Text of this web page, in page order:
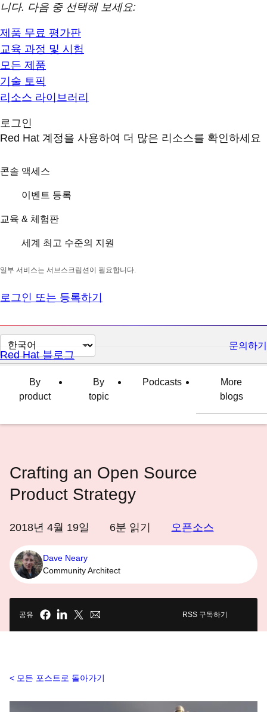
니다. 다음 중 선택해 보세요:
제품 무료 평가판
교육 과정 및 시험
모든 제품
기술 토픽
리소스 라이브러리
로그인
Red Hat 계정을 사용하여 더 많은 리소스를 확인하세요
콘솔 액세스
이벤트 등록
교육 & 체험판
세계 최고 수준의 지원
일부 서비스는 서브스크립션이 필요합니다.
로그인 또는 등록하기
페
이
변
문의하기
Red Hat 블로그
By
product
By
topic
Podcasts
More
blogs
Crafting an Open Source
Product Strategy
2018년 4월 19일 6분 읽기 오픈소스
Dave Neary
Community Architect
공유 RSS 구독하기
모든 포스트로 돌아가기